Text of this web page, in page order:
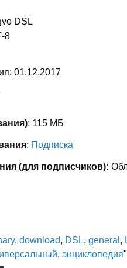
DSL
8
01.12.2017
: 115 МБ
: Подписка
(для подписчиков):
, download, DSL, general ,
, энциклопедия"